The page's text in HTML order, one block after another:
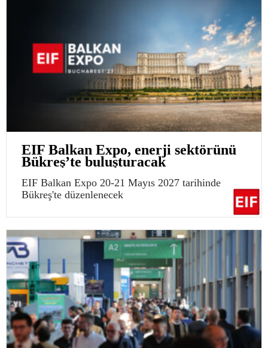
EIF Balkan Expo, enerji sektörünü
Bükreş’te buluşturacak
EIF Balkan Expo 20-21 Mayıs 2027 tarihinde
Bükreş'te düzenlenecek